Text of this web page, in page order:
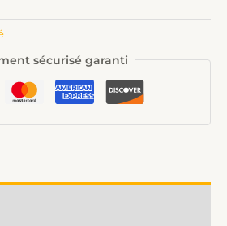
sécurisé garanti